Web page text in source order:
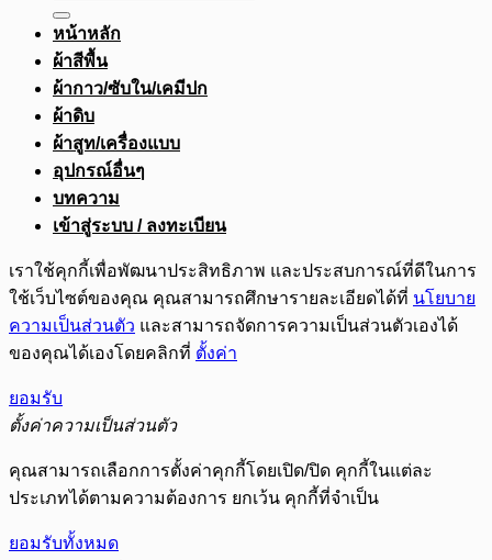
หน้าหลัก
ผ้าสีพื้น
ผ้ากาว/ซับใน/เคมีปก
ผ้าดิบ
ผ้าสูท/เครื่องแบบ
อุปกรณ์อื่นๆ
บทความ
เข้าสู่ระบบ / ลงทะเบียน
เราใช้คุกกี้เพื่อพัฒนาประสิทธิภาพ และประสบการณ์ที่ดีในการ
ใช้เว็บไซต์ของคุณ คุณสามารถศึกษารายละเอียดได้ที่ นโยบาย
ความเป็นส่วนตัว และสามารถจัดการความเป็นส่วนตัวเองได้
ของคุณได้เองโดยคลิกที่ ตั้งค่า
ยอมรับ
ตั้งค่าความเป็นส่วนตัว
คุณสามารถเลือกการตั้งค่าคุกกี้โดยเปิด/ปิด คุกกี้ในแต่ละ
ประเภทได้ตามความต้องการ ยกเว้น คุกกี้ที่จำเป็น
ยอมรับทั้งหมด